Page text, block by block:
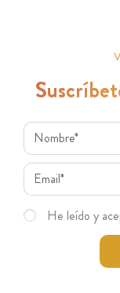
He leído y